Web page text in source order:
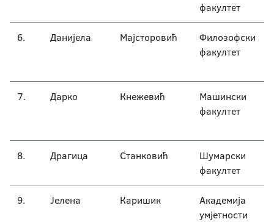
факултет
6. Данијела Мајсторовић
Филозофски
факултет
7. Дарко Кнежевић
Машински
факултет
8. Драгица Станковић
Шумарски
факултет
9. Јелена Каришик
Академија
умјетности